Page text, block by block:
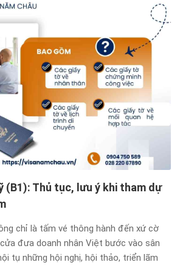
(B1): Thủ tục, lưu ý khi tham dự
chỉ là tấm vé thông hành đến xứ cờ
đưa doanh nhân Việt bước vào sân
tụ những hội nghị, hội thảo, triển lãm